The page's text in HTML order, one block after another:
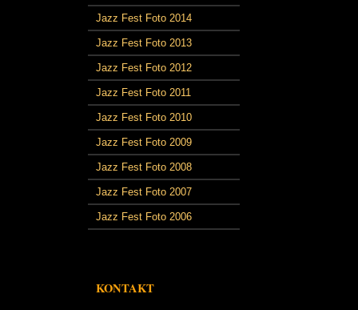
Jazz Fest Foto 2014
Jazz Fest Foto 2013
Jazz Fest Foto 2012
Jazz Fest Foto 2011
Jazz Fest Foto 2010
Jazz Fest Foto 2009
Jazz Fest Foto 2008
Jazz Fest Foto 2007
Jazz Fest Foto 2006
KONTAKT